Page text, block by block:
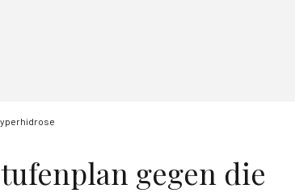
gegen die